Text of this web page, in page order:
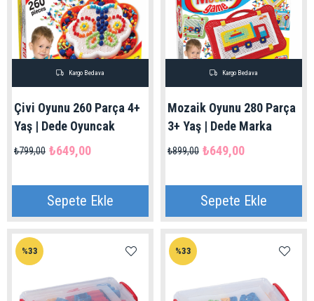
Çivi Oyunu 260 Parça 4+
Yaş | Dede Oyuncak
₺649,00
₺799,00
Sepete Ekle
Kargo Bedava
Mozaik Oyunu 280 Parça
3+ Yaş | Dede Marka
₺649,00
₺899,00
Sepete Ekle
Kargo Bedava
%33 %33